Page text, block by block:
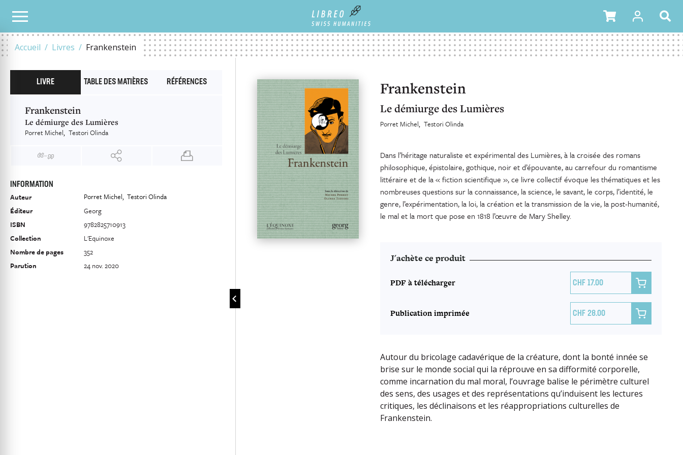
Accueil Livres Frankenstein
NOTRE CATALOGUE
Frankenstein
Le démiurge des Lumières
Porret Michel Testori Olinda
Dans l’héritage naturaliste et expérimental des Lumières, à la croisée des romans
philosophique, épistolaire, gothique, noir et d’épouvante, au carrefour du romantisme
littéraire et de la « fiction scientifique », ce livre collectif évoque les thématiqueset les
nombreuses questions sur la connaissance, la science, le savant, le corps, l’identité, le
genre, l’expérimentation, la loi, la création et la transmission de la vie, la post-humanité,
le mal et la mort que pose en 1818 l’œuvre de Mary Shelley.
J'achète ce produit
PDF à télécharger 17.00 
Publication imprimée 28.00 
Autour du bricolage cadavérique de la créature, dont la bonté innée se
brise sur le monde social qui la réprouve en sa difformité corporelle,
comme incarnation du mal moral, l’ouvrage balise le périmètre culturel
des sens, des usages et des représentations qu’induisent les lectures
critiques, les déclinaisons et les réappropriations culturelles de
Frankenstein.
LIVRE TABLE DES MATIÈRES RÉFÉRENCES
Frankenstein
Le démiurge des Lumières
Porret Michel Testori Olinda
INFORMATION
Auteur Porret Michel Testori Olinda
Éditeur
Georg
ISBN
9782825710913
Collection
L'Equinoxe
Nombre de pages
352
Parution
24 nov. 2020